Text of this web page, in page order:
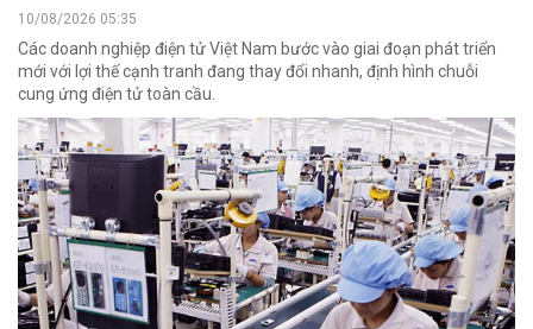
10/08/2026 05:35
Các doanh nghiệp điện tử Việt Nam bước vào giai đoạn phát triển
mới với lợi thế cạnh tranh đang thay đổi nhanh, định hình chuỗi
cung ứng điện tử toàn cầu.